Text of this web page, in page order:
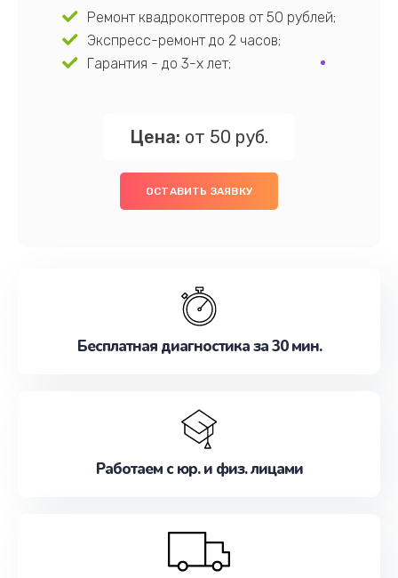
Ремонт квадрокоптеров от 50 рублей;
Экспресс-ремонт до 2 часов;
Гарантия - до 3-х лет;
Цена: от 50 руб.
ОСТАВИТЬ ЗАЯВКУ
Бесплатная диагностика за 30 мин.
Работаем с юр. и физ. лицами